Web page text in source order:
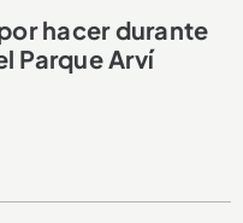
hacer durante
Parque Arví